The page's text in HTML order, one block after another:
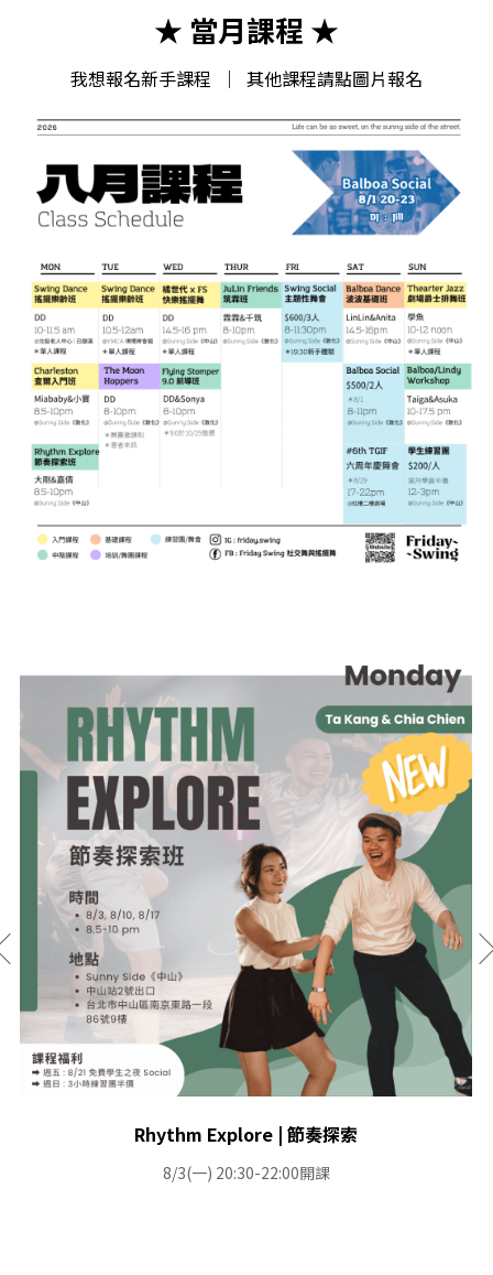
★ 當月課程 ★
我想報名新手課程 ｜ 其他課程請點圖片報名
Rhythm Explore | 節奏探索
8/3(一) 20:30-22:00開課